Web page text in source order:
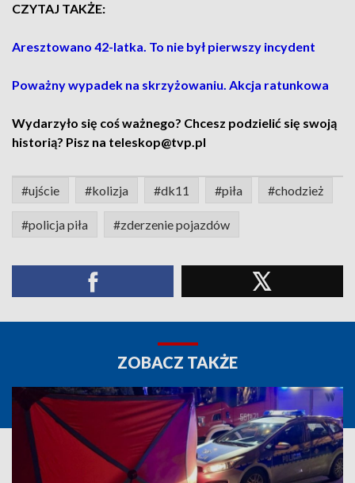
CZYTAJ TAKŻE:
Aresztowano 42-latka. To nie był pierwszy incydent
Poważny wypadek na skrzyżowaniu. Akcja ratunkowa
Wydarzyło się coś ważnego? Chcesz podzielić się swoją
historią? Pisz na teleskop@tvp.pl
#ujście #kolizja #dk11 #piła #chodzież
#policja piła #zderzenie pojazdów
ZOBACZ TAKŻE